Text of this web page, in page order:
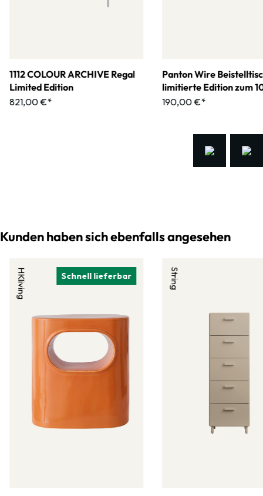
1112 COLOUR ARCHIVE Regal
Limited Edition
821,00 €*
Panton Wire
limitierte Edition zum
jährigen Jubiläum
190,00 €*
Kunden haben sich ebenfalls angesehen
Schnell lieferbar
HKliving String